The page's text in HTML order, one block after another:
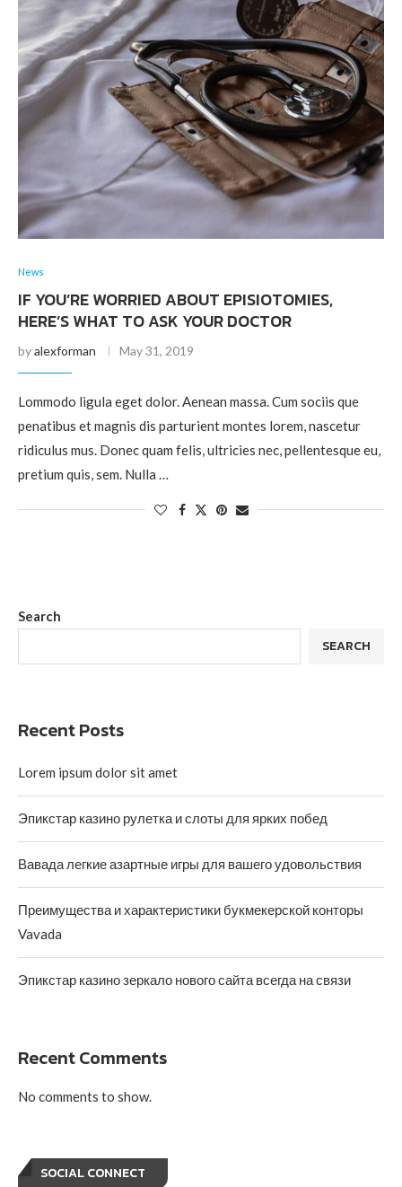
News
IF YOU’RE WORRIED ABOUT EPISIOTOMIES,
HERE’S WHAT TO ASK YOUR DOCTOR
byalexforman May 31, 2019
Lommodo ligula eget dolor. Aenean massa. Cum sociis que
penatibus et magnis dis parturient montes lorem, nascetur
ridiculus mus. Donec quam felis, ultricies nec, pellentesque eu,
pretium quis, sem. Nulla …
Search
SEARCH
Recent Posts
Lorem ipsum dolor sit amet
Эпикстар казино рулетка и слоты для ярких побед
Вавада легкие азартные игры для вашего удовольствия
Преимущества и характеристики букмекерской конторы
Vavada
Эпикстар казино зеркало нового сайта всегда на связи
Recent Comments
No comments to show.
SOCIAL CONNECT